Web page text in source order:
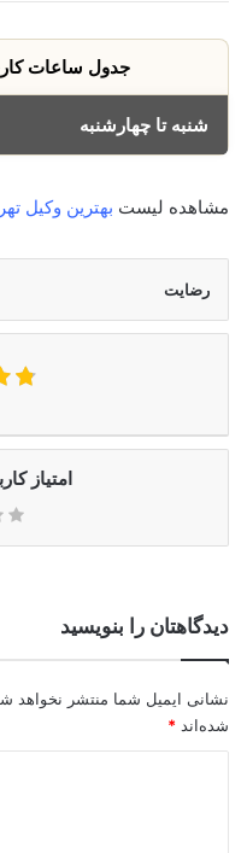
جدول ساعات
شنبه تا چهارشنبه
مشاهده لیست بهترین وکیل
رضایت
امتیاز
دیدگاهتان را بنویسید
نشانی ایمیل شما منتشر نخواهد
شده‌اند *